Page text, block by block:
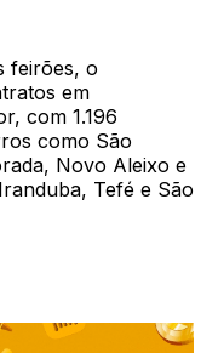
feirões, o
em
com 1.196
como São
Novo Aleixo e
Tefé e São